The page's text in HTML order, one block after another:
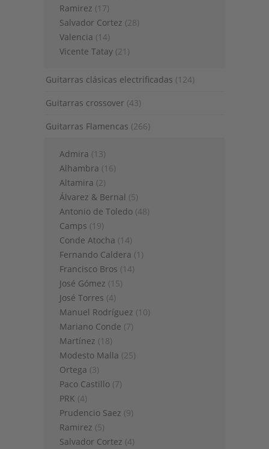
Ramirez (17)
Salvador Cortez (28)
Valencia (14)
Vicente Tatay (21)
Guitarras clásicas electrificadas (124)
Guitarras crossover (43)
Guitarras Flamencas (266)
Admira (13)
Alhambra (16)
Altamira (2)
Álvarez & Bernal (5)
Antonio de Toledo (48)
Camps (19)
Conde Atocha (14)
Fernando Caldera (1)
Francisco Bros (14)
José Gómez (15)
José Torres (4)
Manuel Rodríguez (10)
Mariano Conde (7)
Martínez (18)
Modesto Malla (25)
Ortega (3)
Paco Castillo (7)
PRK (4)
Prudencio Saez (9)
Ramirez (5)
Salvador Cortez (4)